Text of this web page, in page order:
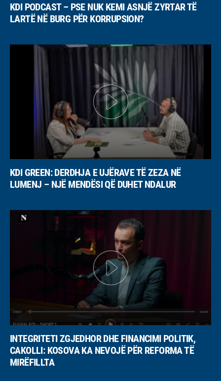
KDI PODCAST – PSE NUK KEMI ASNJË ZYRTAR TË
LARTË NË BURG PËR KORRUPSION?
KDI GREEN: DERDHJA E UJËRAVE TË ZEZA NË
LUMENJ – NJË MENDËSI QË DUHET NDALUR
INTEGRITETI ZGJEDHOR DHE FINANCIMI POLITIK,
CAKOLLI: KOSOVA KA NEVOJË PËR REFORMA TË
MIRËFILLTA